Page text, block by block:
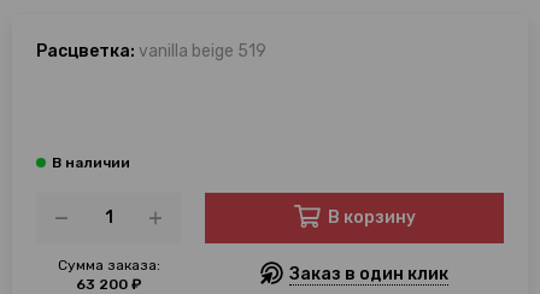
Расцветка: vanilla beige 519
Сумма заказа:
63 200 ₽
В корзину
Заказ в один клик